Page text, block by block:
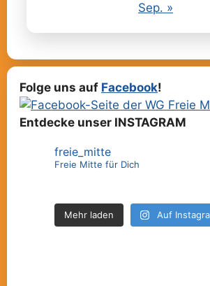
Sep. »
Folge uns auf Facebook!
Entdecke unser INSTAGRAM
freie_mitte
Freie Mitte für Dich
Mehr laden Auf